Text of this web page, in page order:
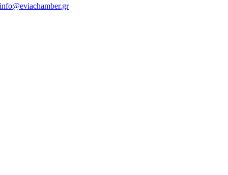
info@eviachamber.gr